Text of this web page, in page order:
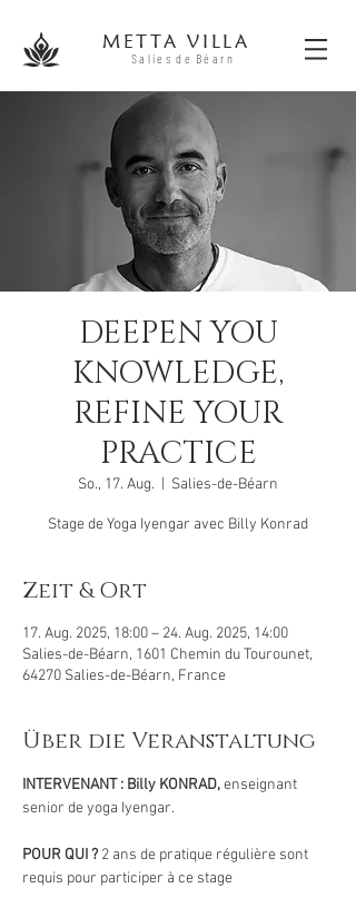
METTA V ILLA
Salies de Béar n
DEEPEN YOU
KNOWLEDGE,
REFINE YOUR
PRACTICE
So., 17. Aug. Salies-de-Béarn
Stage de Yoga Iyengar avec Billy Konrad
Zeit & Ort
17. Aug. 2025, 18:00 – 24. Aug. 2025, 14:00
Salies-de-Béarn, 1601 Chemin du Tourounet,
64270 Salies-de-Béarn, France
Über die Veranstaltung
INTERVENANT : Billy KONRAD, enseignant
senior de yoga Iyengar.
POUR QUI ? 2 ans de pratique régulière sont
requis pour participer à ce stage